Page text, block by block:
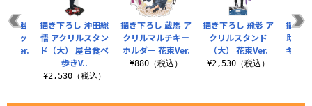
描き下ろし 蔵馬 ア
クリルマルチキー
ホルダー 花束Ver.
¥880（税込）
描き下ろし 飛影 ア
クリルスタンド
（大） 花束Ver.
¥2,530（税込）
描き
助 ア
キー
飯幽
ィッ
束Ver.
描き下ろし 沖田総
悟 アクリルスタン
ド（大） 屋台食べ
歩きV..
¥2,530（税込）